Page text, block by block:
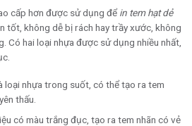
cấp hơn được sử dụng đểin tem hạt dẻ
tốt, không dễ bị rách hay trầy xước, không
Có hai loại nhựa được sử dụng nhiều nhất,
loại nhựa trong suốt, có thể tạo ra tem
thấu.
có màu trắng đục, tạo ra tem nhãn có vẻ